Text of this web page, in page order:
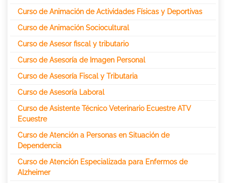
Curso de Animación de Actividades Físicas y Deportivas
Curso de Animación Sociocultural
Curso de Asesor fiscal y tributario
Curso de Asesoría de Imagen Personal
Curso de Asesoría Fiscal y Tributaria
Curso de Asesoría Laboral
Curso de Asistente Técnico Veterinario Ecuestre ATV
Ecuestre
Curso de Atención a Personas en Situación de
Dependencia
Curso de Atención Especializada para Enfermos de
Alzheimer